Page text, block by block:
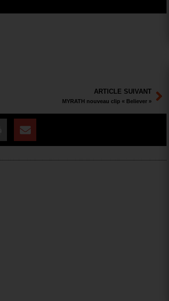
ARTICLE SUIVANT
MYRATH nouveau clip « Believer »